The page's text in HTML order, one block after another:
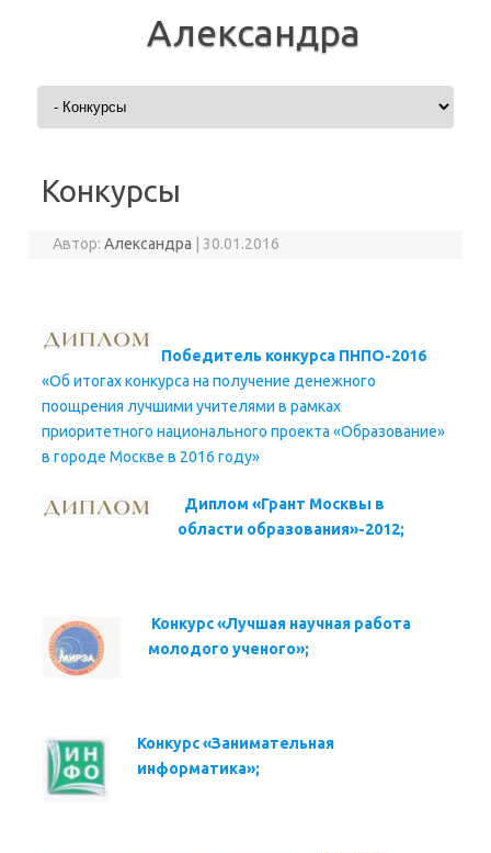
Александра
Перейти к содержимому
Конкурсы
Автор:Александра 30.01.2016
Победитель конкурса ПНПО-2016
«Об итогах конкурса на получение денежного
поощрения лучшими учителями в рамках
приоритетного национального проекта «Образование»
в городе Москве в 2016 году»
Диплом «Грант Москвы в
области образования»-2012;
Конкурс «Лучшая научная работа
молодого ученого»;
Конкурс «Занимательная
информатика»;